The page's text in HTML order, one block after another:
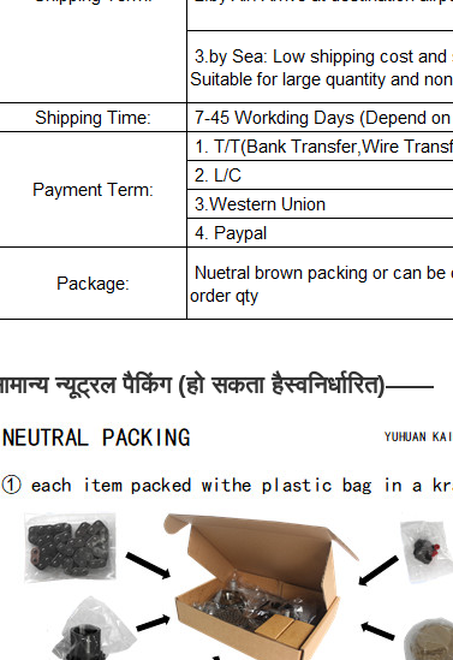
न्यूट्रल पैकिंग (हो सकता हैस्वनिर्धारित)——